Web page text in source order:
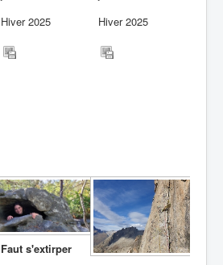
Hiver 2025
Hiver 2025
Faut s'extirper